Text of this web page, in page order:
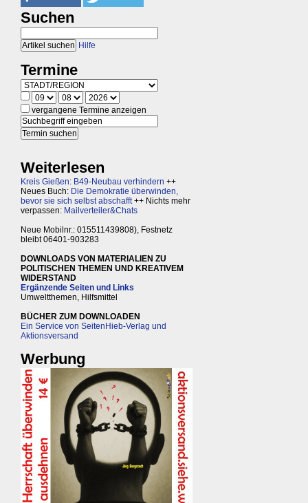
Suchen
Hilfe
Termine
vergangene Termine anzeigen
Weiterlesen
Kreis Gießen: B49-Neubau verhindern ++
Neues Buch: Die Demokratie überwinden,
bevor sie sich selbst abschafft++ Nichts mehr
verpassen: Mailverteiler&Chats
Neue Mobilnr.: 015511439808), Festnetz
bleibt 06401-903283
DOWNLOADS VON MATERIALIEN ZU
POLITISCHEN THEMEN UND KREATIVEM
WIDERSTAND
Ergänzende Seiten und Links
Umweltthemen, Hilfsmittel
BÜCHER ZUM DOWNLOADEN
Ein Service von SeitenHieb-Verlag und
Aktionsversand
Werbung